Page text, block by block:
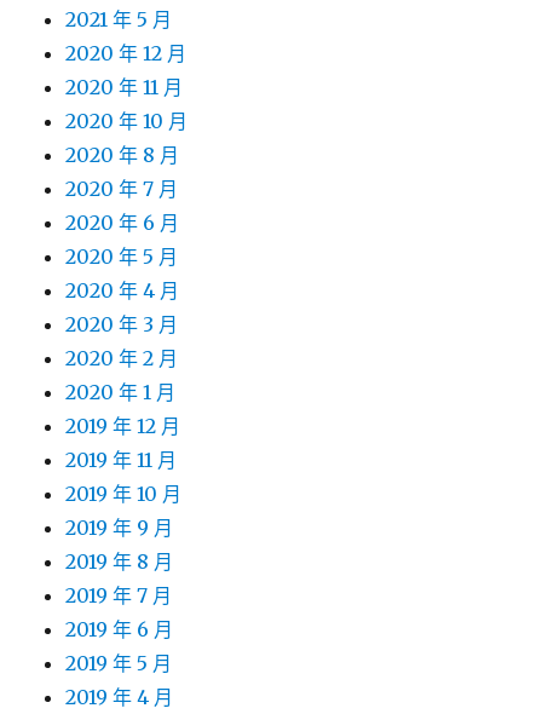
2021 年 5 月
2020 年 12 月
2020 年 11 月
2020 年 10 月
2020 年 8 月
2020 年 7 月
2020 年 6 月
2020 年 5 月
2020 年 4 月
2020 年 3 月
2020 年 2 月
2020 年 1 月
2019 年 12 月
2019 年 11 月
2019 年 10 月
2019 年 9 月
2019 年 8 月
2019 年 7 月
2019 年 6 月
2019 年 5 月
2019 年 4 月